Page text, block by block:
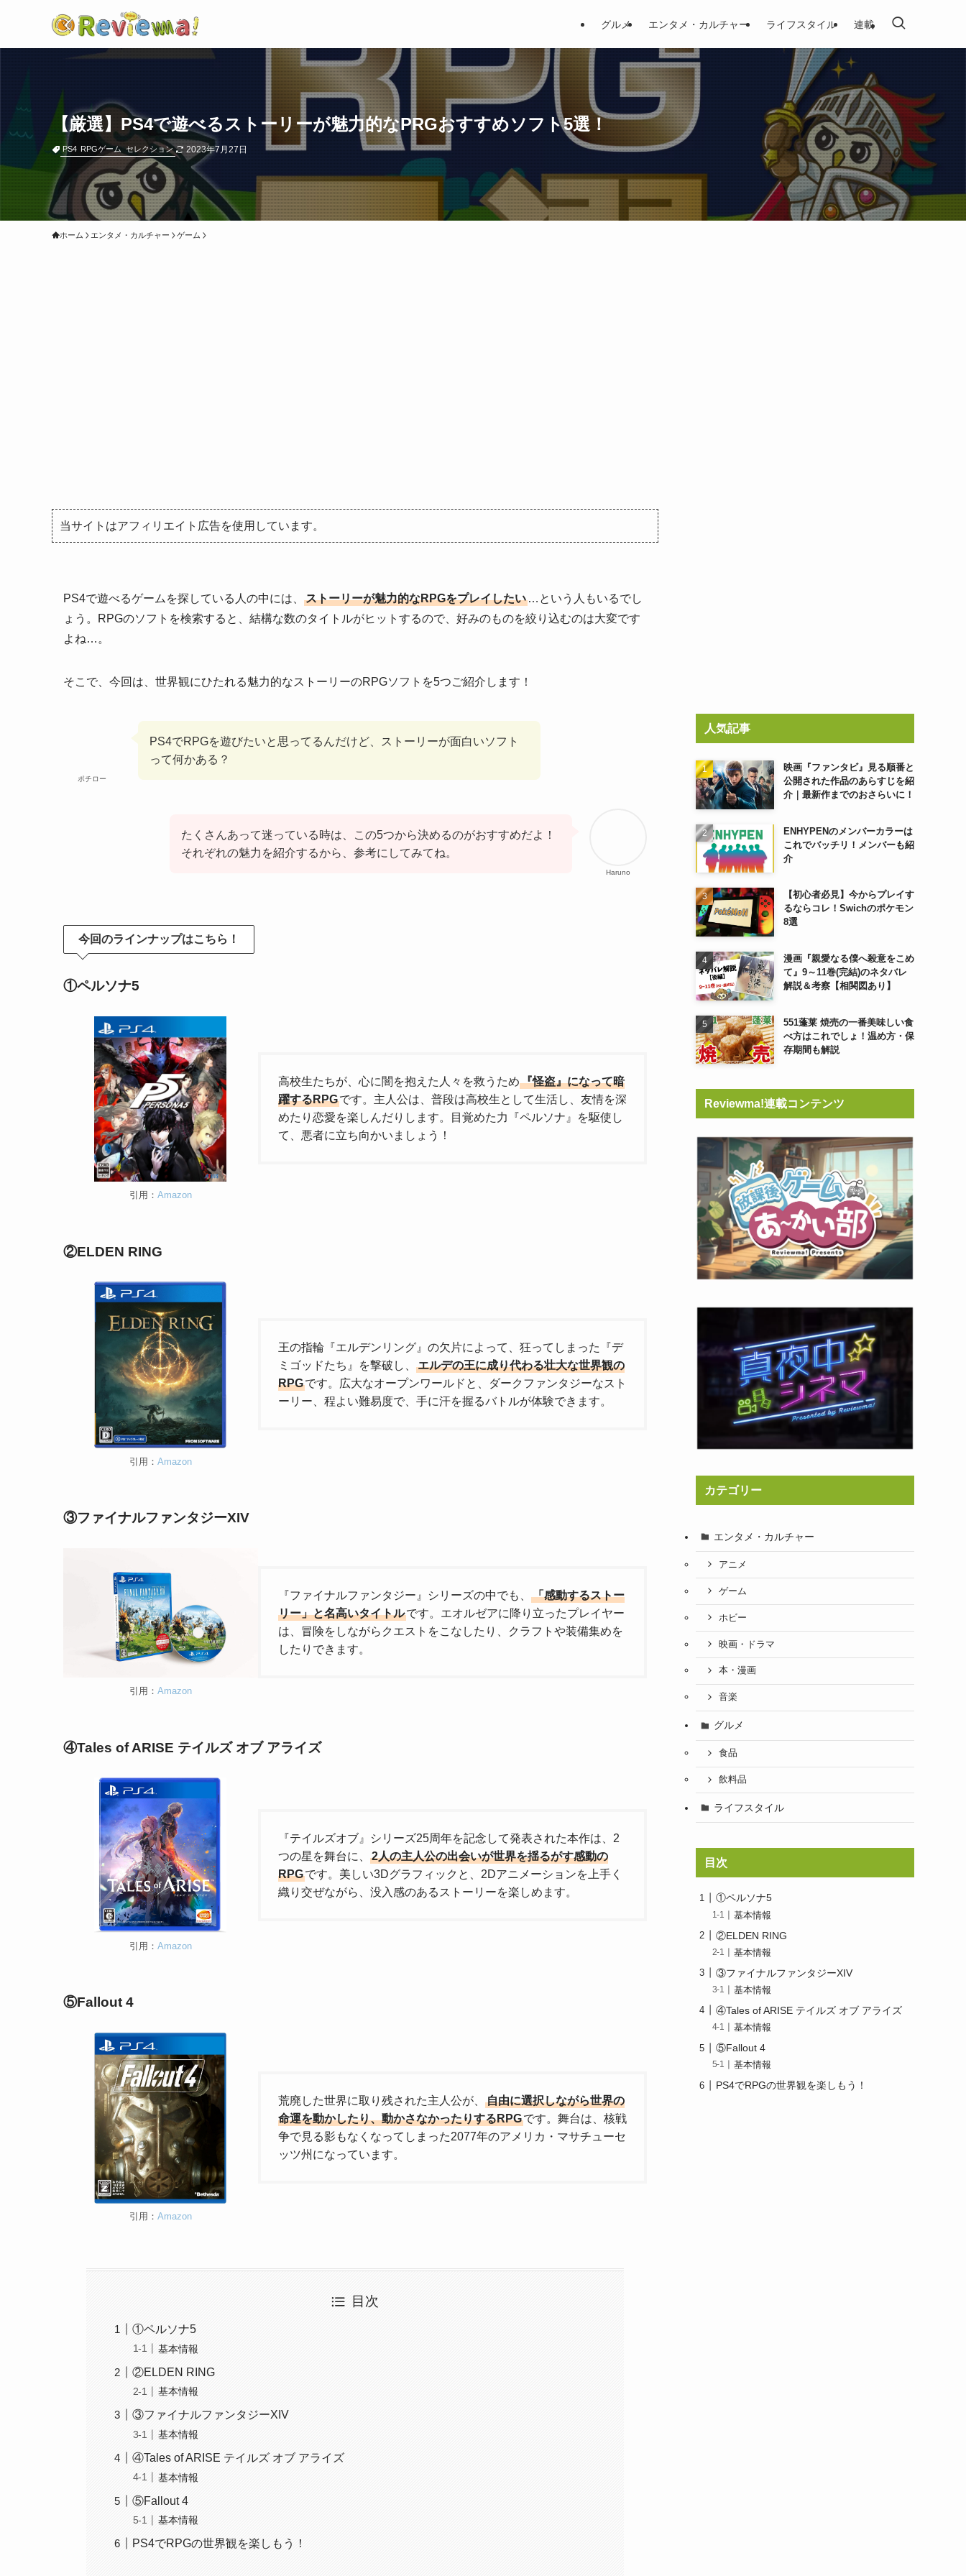
グルメ エンタメ・カルチャー ライフスタイル 連載
【厳選】PS4で遊べるストーリーが魅力的なPRGおすすめソフト5選！
PS4 RPGゲーム セレクション 2023年7月27日
ホーム エンタメ・カルチャー ゲーム
当サイトはアフィリエイト広告を使用しています。
PS4で遊べるゲームを探している人の中には、 ストーリーが魅力的なRPGをプレイしたい …という人もいるでし
ょう。RPGのソフトを検索すると、結構な数のタイトルがヒットするので、好みのものを絞り込むのは大変です
よね…。
そこで、今回は、世界観にひたれる魅力的なストーリーのRPGソフトを5つご紹介します！
ポチロー
PS4でRPGを遊びたいと思ってるんだけど、ストーリーが面白いソフト
って何かある？
Haruno
たくさんあって迷っている時は、この5つから決めるのがおすすめだよ！
それぞれの魅力を紹介するから、参考にしてみてね。
今回のラインナップはこちら！
①ペルソナ5
引用： Amazon
高校生たちが、心に闇を抱えた人々を救うため『怪盗』になって暗
躍するRPGです。主人公は、普段は高校生として生活し、友情を深
めたり恋愛を楽しんだりします。目覚めた力『ペルソナ』を駆使し
て、悪者に立ち向かいましょう！
②ELDEN RING
引用： Amazon
王の指輪『エルデンリング』の欠片によって、狂ってしまった『デ
ミゴッドたち』を撃破し、
エルデの王に成り代わる壮大な世界観の
RPGです。広大なオープンワールドと、ダークファンタジーなスト
ーリー、程よい難易度で、手に汗を握るバトルが体験できます。
③ファイナルファンタジーXIV
引用： Amazon
『ファイナルファンタジー』シリーズの中でも、
「感動するストー
リー」と名高いタイトルです。エオルゼアに降り立ったプレイヤー
は、冒険をしながらクエストをこなしたり、クラフトや装備集めを
したりできます。
④Tales of ARISE テイルズ オブ アライズ
引用： Amazon
『テイルズオブ』シリーズ25周年を記念して発表された本作は、2
つの星を舞台に、
2人の主人公の出会いが世界を揺るがす感動の
RPGです。美しい3Dグラフィックと、2Dアニメーションを上手く
織り交ぜながら、没入感のあるストーリーを楽しめます。
⑤Fallout 4
引用： Amazon
荒廃した世界に取り残された主人公が、
自由に選択しながら世界の
命運を動かしたり、動かさなかったりするRPGです。舞台は、核戦
争で見る影もなくなってしまった2077年のアメリカ・マサチューセ
ッツ州になっています。
目次
①ペルソナ5
基本情報
②ELDEN RING
基本情報
③ファイナルファンタジーXIV
基本情報
④Tales of ARISE テイルズ オブ アライズ
基本情報
⑤Fallout 4
基本情報
PS4でRPGの世界観を楽しもう！
人気記事
映画『ファンタビ』見る順番と
公開された作品のあらすじを紹
介｜最新作までのおさらいに！
ENHYPENのメンバーカラーは
これでバッチリ！メンバーも紹
介
【初心者必見】今からプレイす
るならコレ！Swichのポケモン
8選
漫画『親愛なる僕へ殺意をこめ
て』9～11巻(完結)のネタバレ
解説＆考察【相関図あり】
551蓬莱 焼売の一番美味しい食
べ方はこれでしょ！温め方・保
存期間も解説
Reviewma!連載コンテンツ
カテゴリー
エンタメ・カルチャー
アニメ
ゲーム
ホビー
映画・ドラマ
本・漫画
音楽
グルメ
食品
飲料品
ライフスタイル
目次
①ペルソナ5
基本情報
②ELDEN RING
基本情報
③ファイナルファンタジーXIV
基本情報
④Tales of ARISE テイルズ オブ アライズ
基本情報
⑤Fallout 4
基本情報
PS4でRPGの世界観を楽しもう！